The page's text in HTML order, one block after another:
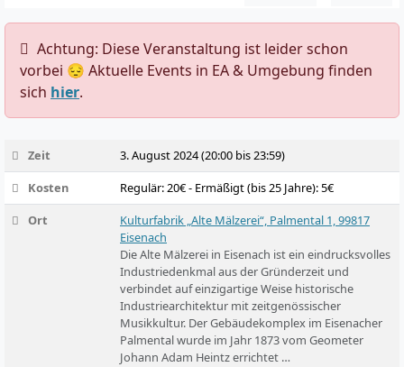
️ Achtung: Diese Veranstaltung ist leider schon
vorbei 😔 Aktuelle Events in EA & Umgebung finden
sich hier.
Zeit
3. August 2024 (20:00 bis 23:59)
Kosten
Regulär: 20€ - Ermäßigt (bis 25 Jahre): 5€
Ort
Kulturfabrik „Alte Mälzerei“, Palmental 1, 99817
Eisenach
Die Alte Mälzerei in Eisenach ist ein eindrucksvolles
Industriedenkmal aus der Gründerzeit und
verbindet auf einzigartige Weise historische
Industriearchitektur mit zeitgenössischer
Musikkultur. Der Gebäudekomplex im Eisenacher
Palmental wurde im Jahr 1873 vom Geometer
Johann Adam Heintz errichtet …